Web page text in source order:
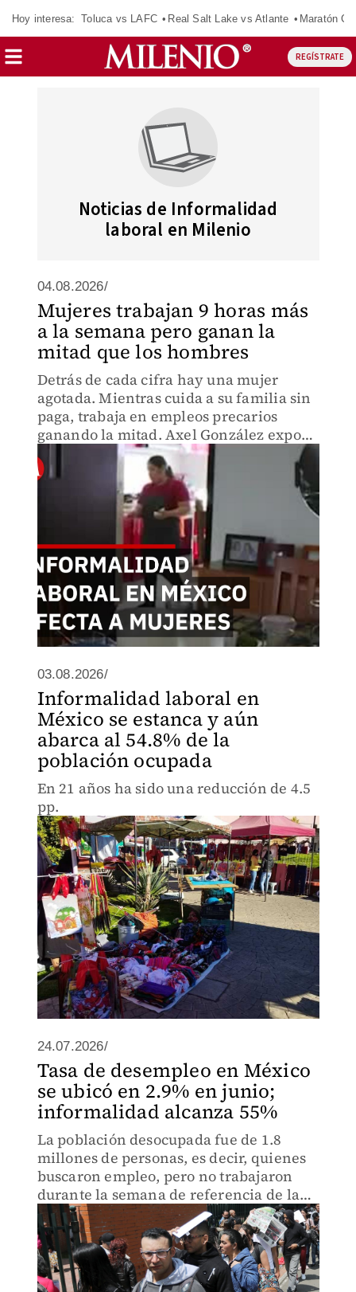
Hoy interesa: Toluca vs LAFC Real Salt Lake vs Atlante Maratón
REGÍSTRATE
Noticias de Informalidad
laboral en Milenio
04.08.2026/
Mujeres trabajan 9 horas más
a la semana pero ganan la
mitad que los hombres
Detrás de cada cifra hay una mujer
agotada. Mientras cuida a su familia sin
paga, trabaja en empleos precarios
ganando la mitad. Axel González expone
cómo el trabajo no remunerado condena
a millones a la informalidad y pobreza
laboral en México
03.08.2026/
Informalidad laboral en
México se estanca y aún
abarca al 54.8% de la
población ocupada
En 21 años ha sido una reducción de 4.5
pp.
24.07.2026/
Tasa de desempleo en México
se ubicó en 2.9% en junio;
informalidad alcanza 55%
La población desocupada fue de 1.8
millones de personas, es decir, quienes
buscaron empleo, pero no trabajaron
durante la semana de referencia de la
encuesta.